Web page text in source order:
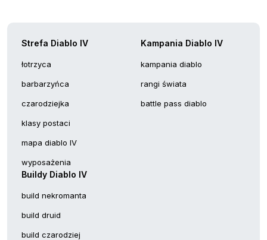
Strefa Diablo IV
łotrzyca
barbarzyńca
czarodziejka
klasy postaci
mapa diablo IV
wyposażenia
Kampania Diablo IV
kampania diablo
rangi świata
battle pass diablo
Buildy Diablo IV
build nekromanta
build druid
build czarodziej